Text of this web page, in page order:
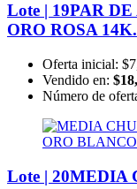
Lote | 19PAR
ORO ROSA 14K.
Oferta inicial:
Vendido en:
Número de
Lote | 20MEDIA